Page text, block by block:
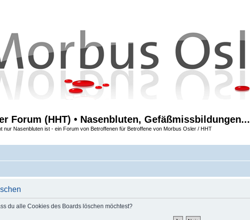
Forum (HHT) • Nasenbluten, Gefäßmissbildungen...
nur Nasenbluten ist - ein Forum von Betroffenen für Betroffene von Morbus Osler / HHT
du alle Cookies des Boards löschen möchtest?